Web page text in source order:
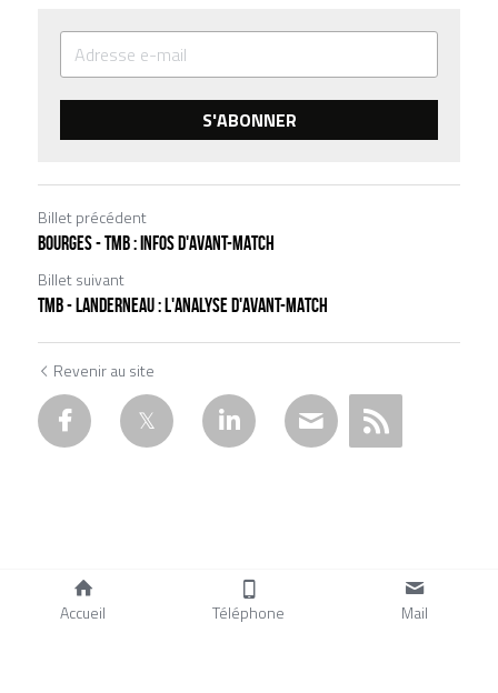
S'ABONNER
Billet précédent
BOURGES - TMB : INFOS D'AVANT-MATCH
Billet suivant
TMB - LANDERNEAU : L'ANALYSE D'AVANT-MATCH
Revenir au site
Accueil Téléphone Mail